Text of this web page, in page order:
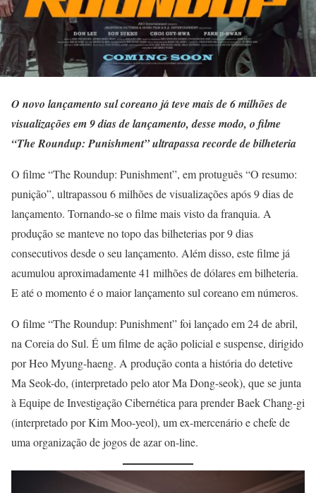
O novo lançamento sul coreano já teve mais de 6 milhões de
visualizações em 9 dias de lançamento, desse modo, o filme
“The Roundup: Punishment”ultrapassa recorde de bilheteria
O filme “The Roundup: Punishment”, em protuguês “O resumo:
punição”, ultrapassou 6 milhões de visualizações após 9 dias de
lançamento. Tornando-se o filme mais visto da franquia. A
produção se manteve no topo das bilheterias por 9 dias
consecutivos desde o seu lançamento. Além disso, este filme já
acumulou aproximadamente 41 milhões de dólares em bilheteria.
E até o momento é o maior lançamento sul coreano em números.
O filme “The Roundup: Punishment” foi lançado em 24 de abril,
na Coreia do Sul. É um filme de ação policial e suspense, dirigido
por Heo Myung-haeng. A produção conta a história do detetive
Ma Seok-do, (interpretado pelo ator Ma Dong-seok), que se junta
à Equipe de Investigação Cibernética para prender Baek Chang-gi
(interpretado por Kim Moo-yeol), um ex-mercenário e chefe de
uma organização de jogos de azar on-line.